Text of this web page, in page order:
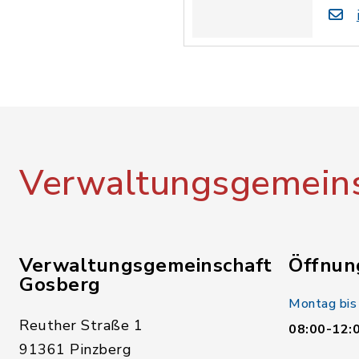
Verwaltungsgemeinschaft
Gosberg
Reuther Straße 1
91361 Pinzberg
Montag
08:00-